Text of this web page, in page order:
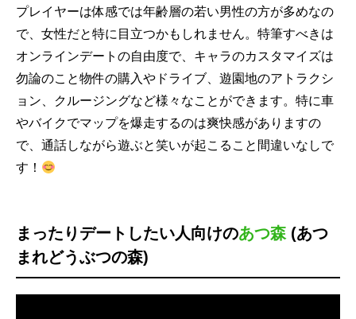
プレイヤーは体感では年齢層の若い男性の方が多めなの
で、女性だと特に目立つかもしれません。特筆すべきは
オンラインデートの自由度で、キャラのカスタマイズは
勿論のこと物件の購入やドライブ、遊園地のアトラクシ
ョン、クルージングなど様々なことができます。特に車
やバイクでマップを爆走するのは爽快感がありますの
で、通話しながら遊ぶと笑いが起こること間違いなしで
す！
まったりデートしたい人向けのあつ森 (あつ
まれどうぶつの森)